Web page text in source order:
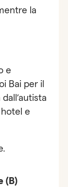
la
e
Bai per il
e
(B)